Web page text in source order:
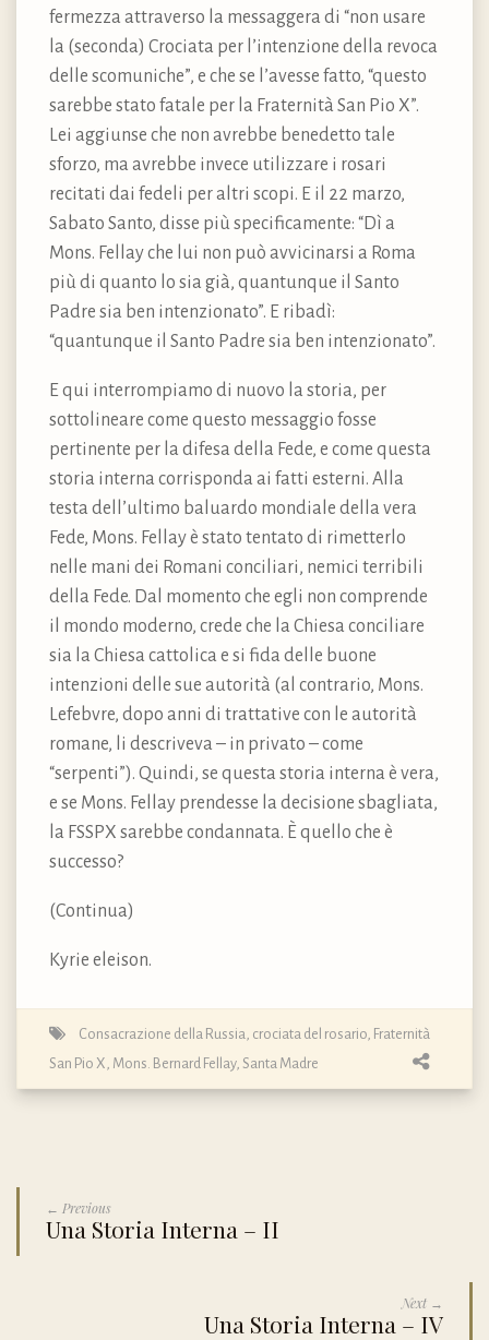
fermezza attraverso la messaggera di “non usare
la (seconda) Crociata per l’intenzione della revoca
delle scomuniche”, e che se l’avesse fatto, “questo
sarebbe stato fatale per la Fraternità San Pio X”.
Lei aggiunse che non avrebbe benedetto tale
sforzo, ma avrebbe invece utilizzare i rosari
recitati dai fedeli per altri scopi. E il 22 marzo,
Sabato Santo, disse più specificamente: “Dì a
Mons. Fellay che lui non può avvicinarsi a Roma
più di quanto lo sia già, quantunque il Santo
Padre sia ben intenzionato”. E ribadì:
“quantunque il Santo Padre sia ben intenzionato”.
E qui interrompiamo di nuovo la storia, per
sottolineare come questo messaggio fosse
pertinente per la difesa della Fede, e come questa
storia interna corrisponda ai fatti esterni. Alla
testa dell’ultimo baluardo mondiale della vera
Fede, Mons. Fellay è stato tentato di rimetterlo
nelle mani dei Romani conciliari, nemici terribili
della Fede. Dal momento che egli non comprende
il mondo moderno, crede che la Chiesa conciliare
sia la Chiesa cattolica e si fida delle buone
intenzioni delle sue autorità (al contrario, Mons.
Lefebvre, dopo anni di trattative con le autorità
romane, li descriveva – in privato – come
“serpenti”). Quindi, se questa storia interna è vera,
e se Mons. Fellay prendesse la decisione sbagliata,
la FSSPX sarebbe condannata. È quello che è
successo?
(Continua)
Kyrie eleison.
Consacrazione della Russia crociata del rosario Fraternità
San Pio X Mons. Bernard Fellay, Santa Madre
← Previous
Una Storia Interna – II
Next →
Una Storia Interna – IV